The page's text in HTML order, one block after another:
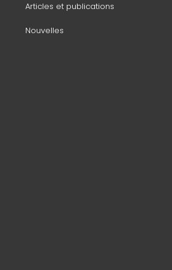
Articles et publications
Nouvelles